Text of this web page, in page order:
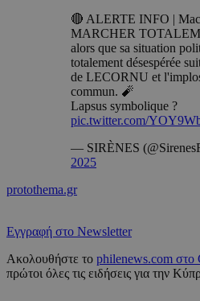
🔴 ALERTE INFO |
MARCHER
alors que sa situation
totalement désespérée
de LECORNU et
commun. 🧨
Lapsus symbolique ?
pic.twitter.com/
— SIRÈNES
2025
protothema.gr
Εγγραφή στο Newsletter
Ακολουθήστε το philenews.com στο
πρώτοι όλες τις ειδήσεις για την